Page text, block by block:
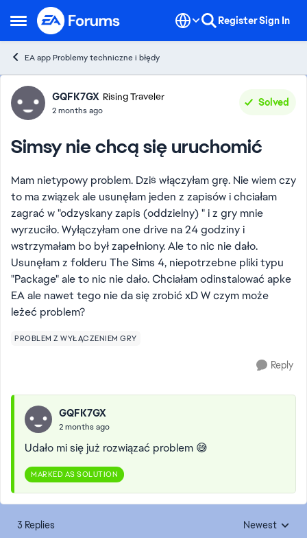
Open Side Menu
Skip to content RegisterSign In
EA app Problemy techniczne i błędy
Forum Discussion
GQFK7GX Rising Traveler
2 months ago
Solved
Simsy nie chcą się uruchomić
Mam nietypowy problem. Dziś włączyłam grę. Nie wiem czy
to ma związek ale usunęłam jeden z zapisów i chciałam
zagrać w "odzyskany zapis (oddzielny) " i z gry mnie
wyrzuciło. Wyłączyłam one drive na 24 godziny i
wstrzymałam bo był zapełniony. Ale to nic nie dało.
Usunęłam z folderu The Sims 4, niepotrzebne pliki typu
"Package" ale to nic nie dało. Chciałam odinstalować apke
EA ale nawet tego nie da się zrobić xD W czym może
leżeć problem?
PROBLEM Z WYŁĄCZENIEM GRY
Reply
GQFK7GX
2 months ago
Udało mi się już rozwiązać problem 😅
MARKED AS SOLUTION
3 Replies Replies sorted
Newest